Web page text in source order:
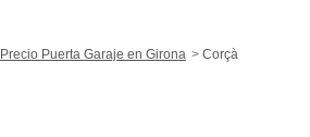
Precio Puerta Garaje en Girona Corçà